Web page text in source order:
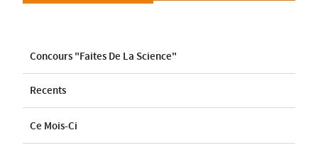
Concours "Faites De La Science"
Recents
Ce Mois-Ci